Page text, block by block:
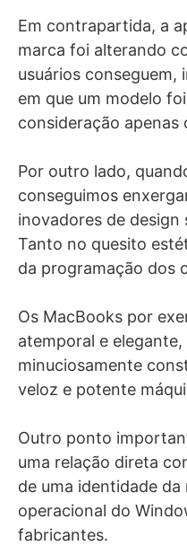
Em contrapartida, a
marca foi alterando
usuários conseguem,
em que um modelo
consideração apenas
Por outro lado,
conseguimos
inovadores de
Tanto no quesito
da programação dos
Os MacBooks por
atemporal e
minuciosamente
veloz e potente
Outro ponto
uma relação direta
de uma identidade da
operacional do
fabricantes.